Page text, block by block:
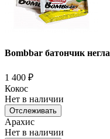
Bombbar батончик
1 400 ₽
Кокос
Нет в наличии
Отслеживать
Арахис
Нет в наличии